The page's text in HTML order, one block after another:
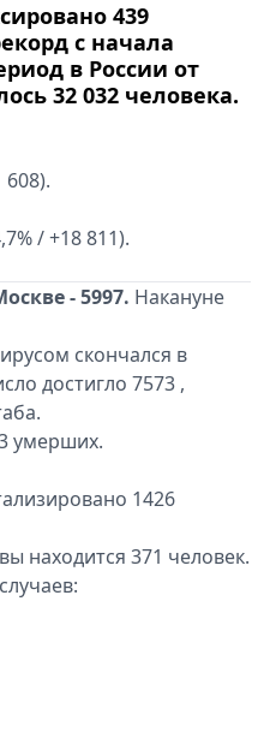
439
с начала
в России от
32 032 человека.
/ +18 811).
- 5997. Накануне
скончался в
достигло 7573 ,
умерших.
1426
находится 371 человек.